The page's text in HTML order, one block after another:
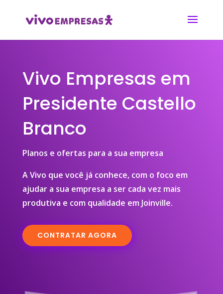
Vivo Empresas em
Presidente Castello
Branco
Planos e ofertas para a sua empresa
A Vivo que você já conhece, com o foco em
ajudar a sua empresa a ser cada vez mais
produtiva e com qualidade em Joinville.
CONTRATAR AGORA